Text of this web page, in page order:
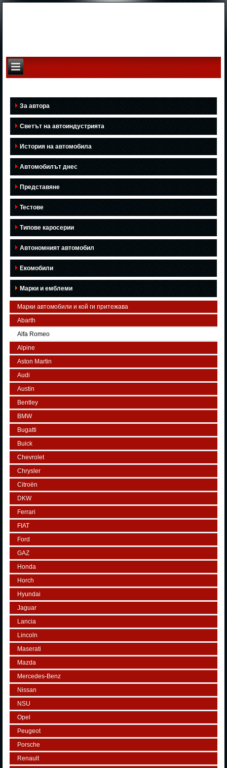
За автора
Светът на автоиндустрията
История на автомобила
Автомобилът днес
Представяне
Тестове
Типове каросерии
Автономният автомобил
Екомобили
Марки и емблеми
Марки автомобили и кой ги притежава
Abarth
Alfa Romeo
Alpine
Aston Martin
Audi
Austin
Bentley
BMW
Bugatti
Buick
Chevrolet
Chrysler
Citroën
DKW
Ferrari
FIAT
Ford
GAZ
Honda
Horch
Hyundai
Jaguar
Lancia
Lincoln
Maserati
Mazda
Mercedes-Benz
Nissan
NSU
Opel
Peugeot
Porsche
Renault